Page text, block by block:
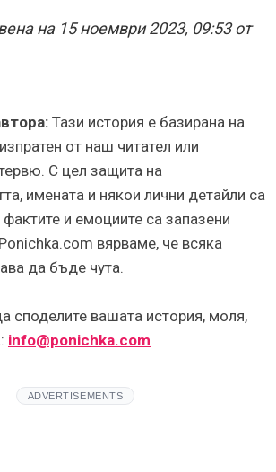
на 15 ноември 2023, 09:53 от
Тази история е базирана на
от наш читател или
С цел защита на
имената и някои лични детайли са
и емоциите са запазени
вярваме, че всяка
да бъде чута.
споделите вашата история, моля,
info@ponichka.com
ADVERTISEMENTS